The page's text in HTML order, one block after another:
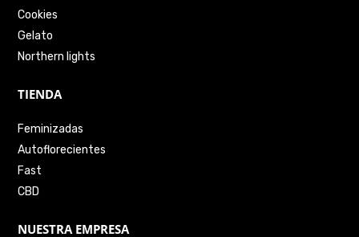
Cookies
Gelato
Northern lights
TIENDA
Feminizadas
Autoflorecientes
Fast
CBD
NUESTRA EMPRESA